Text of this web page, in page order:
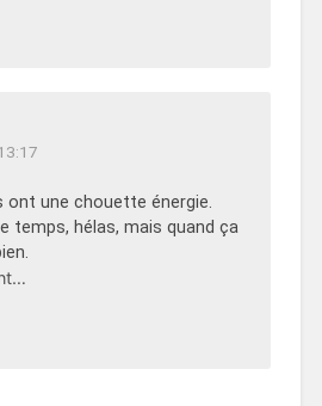
ont une chouette énergie.
temps, hélas, mais quand ça